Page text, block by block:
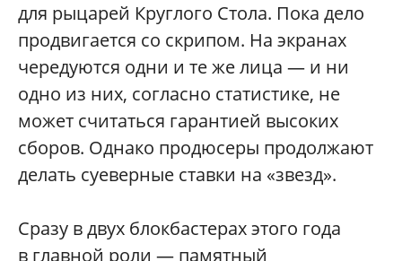
для рыцарей Круглого Стола. Пока дело
продвигается со скрипом. На экранах
чередуются одни и те же лица — и ни
одно из них, согласно статистике, не
может считаться гарантией высоких
сборов. Однако продюсеры продолжают
делать суеверные ставки на «звезд».
Сразу в двух блокбастерах этого года
в главной роли — памятный